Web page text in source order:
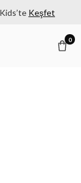
Keşfet
0